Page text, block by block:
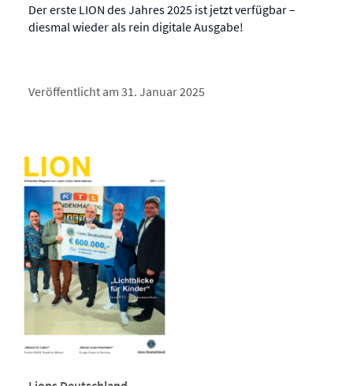
Der erste LION des Jahres 2025 ist jetzt verfügbar –
diesmal wieder als rein digitale Ausgabe!
Veröffentlicht am 31. Januar 2025